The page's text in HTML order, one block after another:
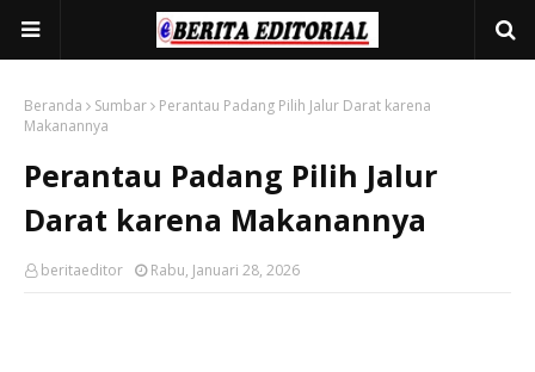
Beranda Sumbar
Perantau Padang Pilih Jalur Darat karena
Makanannya
Perantau Padang Pilih Jalur
Darat karena Makanannya
beritaeditor Rabu, Januari 28, 2026